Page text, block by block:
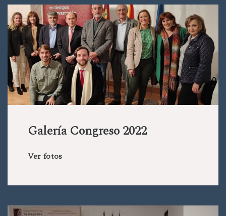
Galería Congreso 2022
Ver fotos